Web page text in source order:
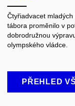
Čtyřiadvacet
tábora proměnilo v
dobrodružnou
olympského vládce.
PŘEHLED